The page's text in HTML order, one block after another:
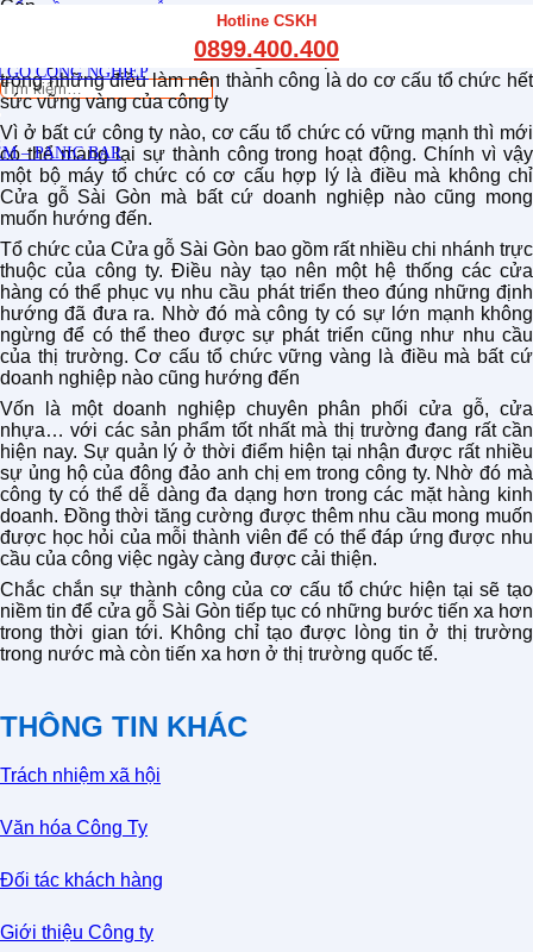
CẦU THANG GỖ
GỖ CÔNG NGHIỆP
– PANIC BAR
Hotline CSKH
0899.400.400
Tìm
kiếm:
Gòn
Tuy chỉ là một đơn vị mới nổi trên thị trường hiện nay nhưng
Cửa gỗ Sài Gòn đã có những bước phát triển vượt bậc. Một
trong những điều làm nên thành công là do cơ cấu tổ chức hết
sức vững vàng của công ty
Vì ở bất cứ công ty nào, cơ cấu tổ chức có vững mạnh thì mới
có thể mang lại sự thành công trong hoạt động. Chính vì vậy
một bộ máy tổ chức có cơ cấu hợp lý là điều mà không chỉ
Cửa gỗ Sài Gòn mà bất cứ doanh nghiệp nào cũng mong
muốn hướng đến.
Tổ chức của Cửa gỗ Sài Gòn bao gồm rất nhiều chi nhánh trực
thuộc của công ty. Điều này tạo nên một hệ thống các cửa
hàng có thể phục vụ nhu cầu phát triển theo đúng những định
hướng đã đưa ra. Nhờ đó mà công ty có sự lớn mạnh không
ngừng để có thể theo được sự phát triển cũng như nhu cầu
của thị trường. Cơ cấu tổ chức vững vàng là điều mà bất cứ
doanh nghiệp nào cũng hướng đến
Vốn là một doanh nghiệp chuyên phân phối cửa gỗ, cửa
nhựa… với các sản phẩm tốt nhất mà thị trường đang rất cần
hiện nay. Sự quản lý ở thời điểm hiện tại nhận được rất nhiều
sự ủng hộ của đông đảo anh chị em trong công ty. Nhờ đó mà
công ty có thể dễ dàng đa dạng hơn trong các mặt hàng kinh
doanh. Đồng thời tăng cường được thêm nhu cầu mong muốn
được học hỏi của mỗi thành viên để có thể đáp ứng được nhu
cầu của công việc ngày càng được cải thiện.
Chắc chắn sự thành công của cơ cấu tổ chức hiện tại sẽ tạo
niềm tin để cửa gỗ Sài Gòn tiếp tục có những bước tiến xa hơn
trong thời gian tới. Không chỉ tạo được lòng tin ở thị trường
trong nước mà còn tiến xa hơn ở thị trường quốc tế.
THÔNG TIN KHÁC
Trách nhiệm xã hội
Văn hóa Công Ty
Đối tác khách hàng
Giới thiệu Công ty